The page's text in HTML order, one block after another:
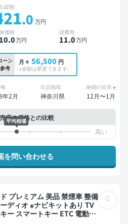
メラ ドライブレコーダー フ
総額
.0 万円
価格
.0万円
諸費用
11.0万円
ーン
参考
月々 56,500 円
※金額は変更できます。
年2月
出品地域
神奈川県
納期の目安 ※
12月〜1月
店の価格との比較
平均相場
を問い合わせる
美品 禁煙車 整備
ディオ ※ナビキットあり TV
ー スマートキー ETC 電動バ